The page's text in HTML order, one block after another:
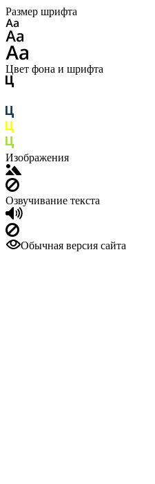
Размер шрифта
Цвет фона и шрифта
Изображения
Озвучивание текста
Обычная версия сайта